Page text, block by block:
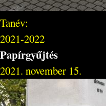
Tanév:
2021-2022
Papírgyűjtés
2021. november 15.